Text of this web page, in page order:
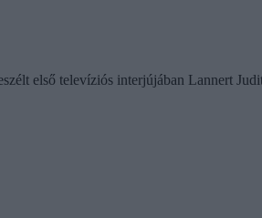
első televíziós interjújában Lannert